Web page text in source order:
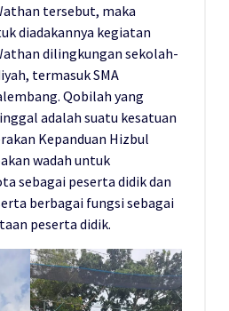
tersebut, maka
diadakannya kegiatan
dilingkungan sekolah-
termasuk SMA
Qobilah yang
adalah suatu kesatuan
Kepanduan Hizbul
wadah untuk
sebagai peserta didik dan
berbagai fungsi sebagai
peserta didik.